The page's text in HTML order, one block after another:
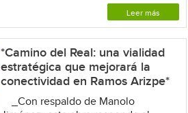
Leer más
*Camino del Real: una vialidad
estratégica que mejorará la
conectividad en Ramos Arizpe*
_Con respaldo de Manolo